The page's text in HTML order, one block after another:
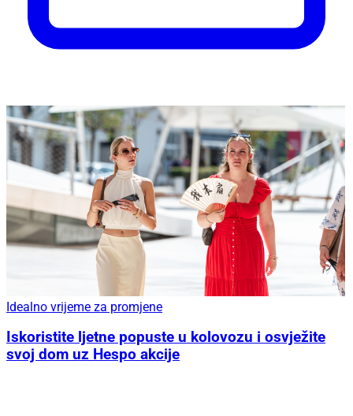
Idealno vrijeme za promjene
Iskoristite ljetne popuste u kolovozu i osvježite
svoj dom uz Hespo akcije